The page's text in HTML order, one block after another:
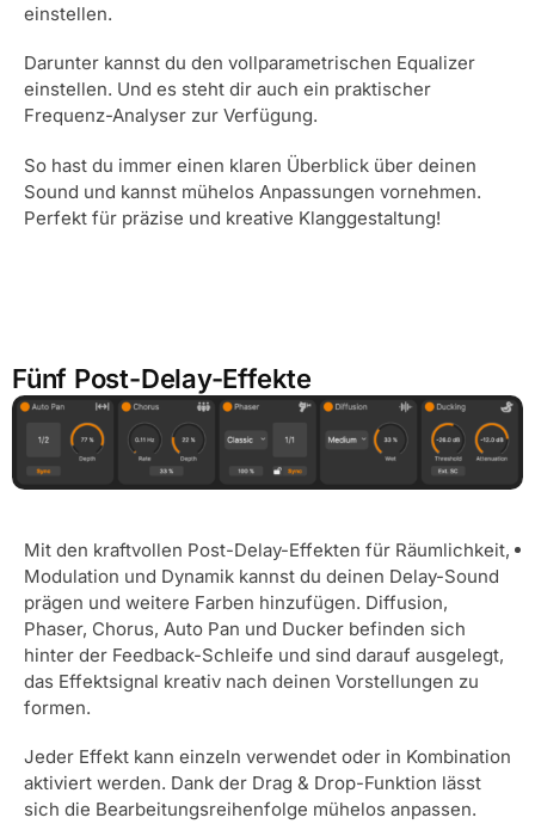
einstellen.
Darunter kannst du den vollparametrischen Equalizer
einstellen. Und es steht dir auch ein praktischer
Frequenz-Analyser zur Verfügung.
So hast du immer einen klaren Überblick über deinen
Sound und kannst mühelos Anpassungen vornehmen.
Perfekt für präzise und kreative Klanggestaltung!
Fünf Post-Delay-Effekte
Mit den kraftvollen Post-Delay-Effekten für Räumlichkeit,
Modulation und Dynamik kannst du deinen Delay-Sound
prägen und weitere Farben hinzufügen. Diffusion,
Phaser, Chorus, Auto Pan und Ducker befinden sich
hinter der Feedback-Schleife und sind darauf ausgelegt,
das Effektsignal kreativ nach deinen Vorstellungen zu
formen.
Jeder Effekt kann einzeln verwendet oder in Kombination
aktiviert werden. Dank der Drag & Drop-Funktion lässt
sich die Bearbeitungsreihenfolge mühelos anpassen.